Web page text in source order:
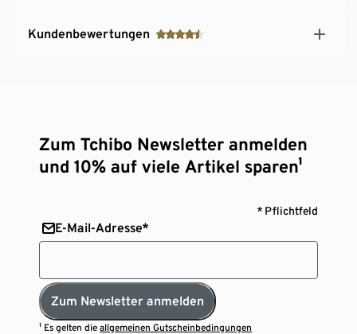
Kundenbewertungen
Zum Tchibo Newsletter anmelden
und 10% auf viele Artikel sparen¹
* Pflichtfeld
E-Mail-Adresse*
Zum Newsletter anmelden
¹ Es gelten dieallgemeinen Gutscheinbedingungen